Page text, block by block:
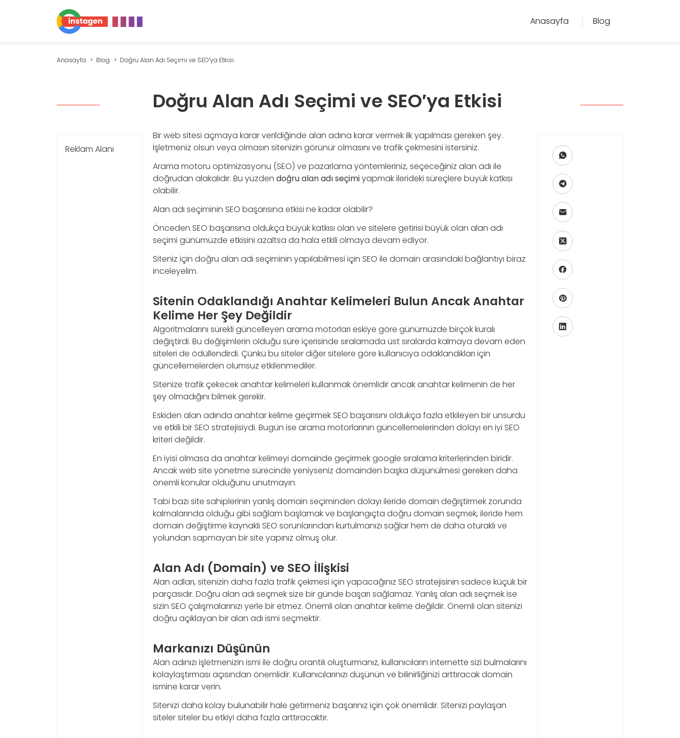
Anasayfa Blog
Anasayfa Blog Doğru Alan Adı Seçimi ve SEO′ya Etkisi
Doğru Alan Adı Seçimi ve SEO′ya Etkisi
Reklam Alanı
Bir web sitesi açmaya karar verildiğinde alan adına karar vermek ilk yapılması gereken şey.
İşletmeniz olsun veya olmasın sitenizin görünür olmasını ve trafik çekmesini istersiniz.
Arama motoru optimizasyonu (SEO) ve pazarlama yöntemleriniz, seçeceğiniz alan adı ile
doğrudan alakalıdır. Bu yüzden doğru alan adı seçimiyapmak ilerideki süreçlere büyük katkısı
olabilir.
Alan adı seçiminin SEO başarısına etkisi ne kadar olabilir?
Önceden SEO başarısına oldukça büyük katkısı olan ve sitelere getirisi büyük olan alan adı
seçimi günümüzde etkisini azaltsa da hala etkili olmaya devam ediyor.
Siteniz için doğru alan adı seçiminin yapılabilmesi için SEO ile domain arasındaki bağlantıyı biraz
inceleyelim.
Sitenin Odaklandığı Anahtar Kelimeleri Bulun Ancak Anahtar
Kelime Her Şey Değildir
Algoritmalarını sürekli güncelleyen arama motorları eskiye göre günümüzde birçok kuralı
değiştirdi. Bu değişimlerin olduğu süre içerisinde sıralamada üst sıralarda kalmaya devam eden
siteleri de ödüllendirdi. Çünkü bu siteler diğer sitelere göre kullanıcıya odaklandıkları için
güncellemelerden olumsuz etkilenmediler.
Sitenize trafik çekecek anahtar kelimeleri kullanmak önemlidir ancak anahtar kelimenin de her
şey olmadığını bilmek gerekir.
Eskiden alan adında anahtar kelime geçirmek SEO başarısını oldukça fazla etkileyen bir unsurdu
ve etkili bir SEO stratejisiydi. Bugün ise arama motorlarının güncellemelerinden dolayı en iyi SEO
kriteri değildir.
En iyisi olmasa da anahtar kelimeyi domainde geçirmek google sıralama kriterlerinden biridir.
Ancak web site yönetme sürecinde yeniyseniz domainden başka düşünülmesi gereken daha
önemli konular olduğunu unutmayın.
Tabi bazı site sahiplerinin yanlış domain seçiminden dolayı ileride domain değiştirmek zorunda
kalmalarında olduğu gibi sağlam başlamak ve başlangıçta doğru domain seçmek, ileride hem
domain değiştirme kaynaklı SEO sorunlarından kurtulmanızı sağlar hem de daha oturaklı ve
yolundan sapmayan bir site yapınız olmuş olur.
Alan Adı (Domain) ve SEO İlişkisi
Alan adları, sitenizin daha fazla trafik çekmesi için yapacağınız SEO stratejisinin sadece küçük bir
parçasıdır. Doğru alan adı seçmek size bir günde başarı sağlamaz. Yanlış alan adı seçmek ise
sizin SEO çalışmalarınızı yerle bir etmez. Önemli olan anahtar kelime değildir. Önemli olan sitenizi
doğru açıklayan bir alan adı ismi seçmektir.
Markanızı Düşünün
Alan adınızı işletmenizin ismi ile doğru orantılı oluşturmanız, kullanıcıların internette sizi bulmalarını
kolaylaştırması açısından önemlidir. Kullanıcılarınızı düşünün ve bilinirliğinizi arttıracak domain
ismine karar verin.
Sitenizi daha kolay bulunabilir hale getirmeniz başarınız için çok önemlidir. Sitenizi paylaşan
siteler siteler bu etkiyi daha fazla arttıracaktır.